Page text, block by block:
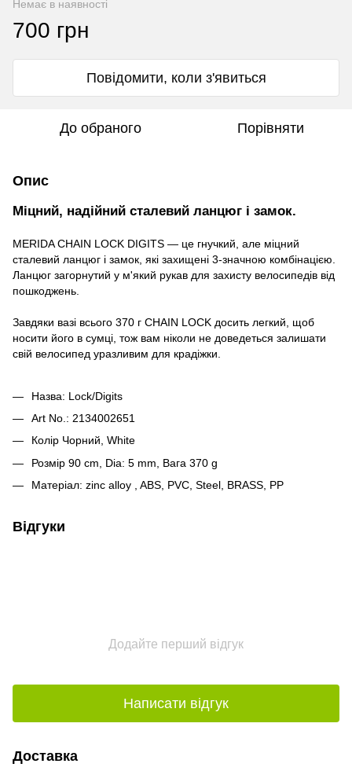
Немає в наявності
700 грн
Повідомити, коли з'явиться
До обраного Порівняти
Опис
Міцний, надійний сталевий ланцюг і замок.
MERIDA CHAIN ​​LOCK DIGITS — це гнучкий, але міцний
сталевий ланцюг і замок, які захищені 3-значною комбінацією.
Ланцюг загорнутий у м'який рукав для захисту велосипедів від
пошкоджень.
Завдяки вазі всього 370 г CHAIN ​​LOCK досить легкий, щоб
носити його в сумці, тож вам ніколи не доведеться залишати
свій велосипед уразливим для крадіжки.
Назва: Lock/Digits
Art No.: 2134002651
Колір Чорний, White
Розмір 90 cm, Dia: 5 mm, Вага 370 g
Матеріал: zinc alloy , ABS, PVC, Steel, BRASS, PP
Відгуки
Додайте перший відгук
Написати відгук
Доставка